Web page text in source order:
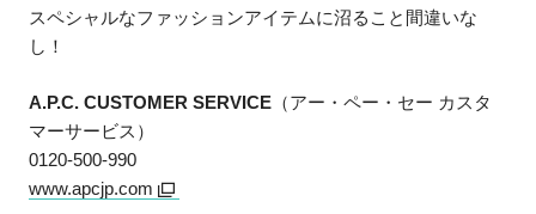
スペシャルなファッションアイテムに沼ること間違いな
し！
A.P.C. CUSTOMER SERVICE （アー・ペー・セー カスタ
マーサービス）
0120-500-990
www.apcjp.com